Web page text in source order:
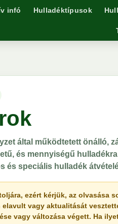
infó Hulladéktípusok
által működtetett önálló,
és mennyiségű
és speciális hulladék
ezért kérjük, az olvasása
vagy aktualitását
vagy változása végett. Ha